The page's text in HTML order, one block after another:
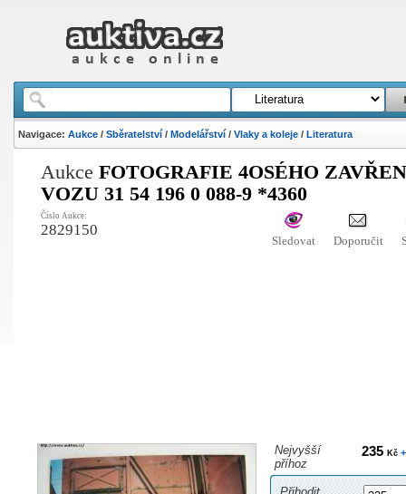
Navigace: Aukce/ Sběratelství/ Modelářství/ Vlaky a koleje/ Literatura
Aukce FOTOGRAFIE 4OSÉHO
VOZU 31 54 196 0 088-9 *4360
Číslo Aukce:
2829150
Sledovat Doporučit
Nejvyšší
příhoz
235 Kč+